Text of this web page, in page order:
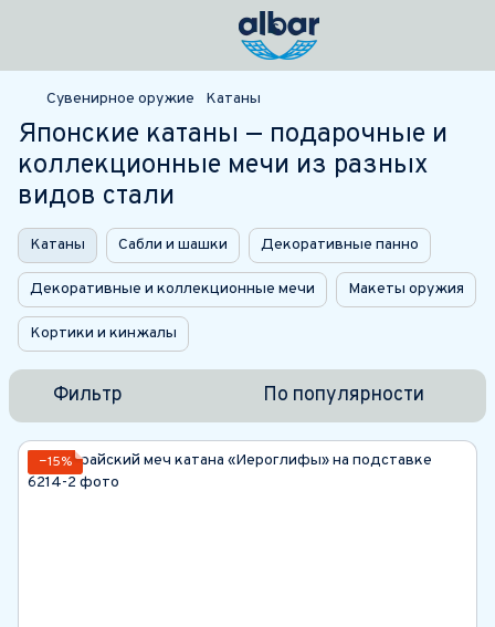
Сувенирное оружие Катаны
Японские катаны — подарочные и
коллекционные мечи из разных
видов стали
Катаны Сабли и шашки Декоративные панно
Декоративные и коллекционные мечи Макеты оружия
Кортики и кинжалы
Фильтр По популярности
−15%